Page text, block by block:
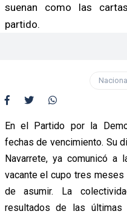
suenan como las
partido.
En el Partido por la
fechas de vencimiento. Su
Navarrete, ya comunicó a
vacante el cupo tres
de asumir. La
resultados de las últimas